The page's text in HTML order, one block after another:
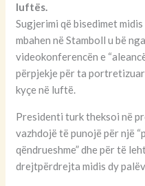
luftës.
Sugjerimi që bisedimet
mbahen në Stamboll u bë
videokonferencën e
përpjekje për ta
kyçe në luftë.
Presidenti turk theksoi në
vazhdojë të punojë për një
qëndrueshme” dhe për të
drejtpërdrejta midis dy